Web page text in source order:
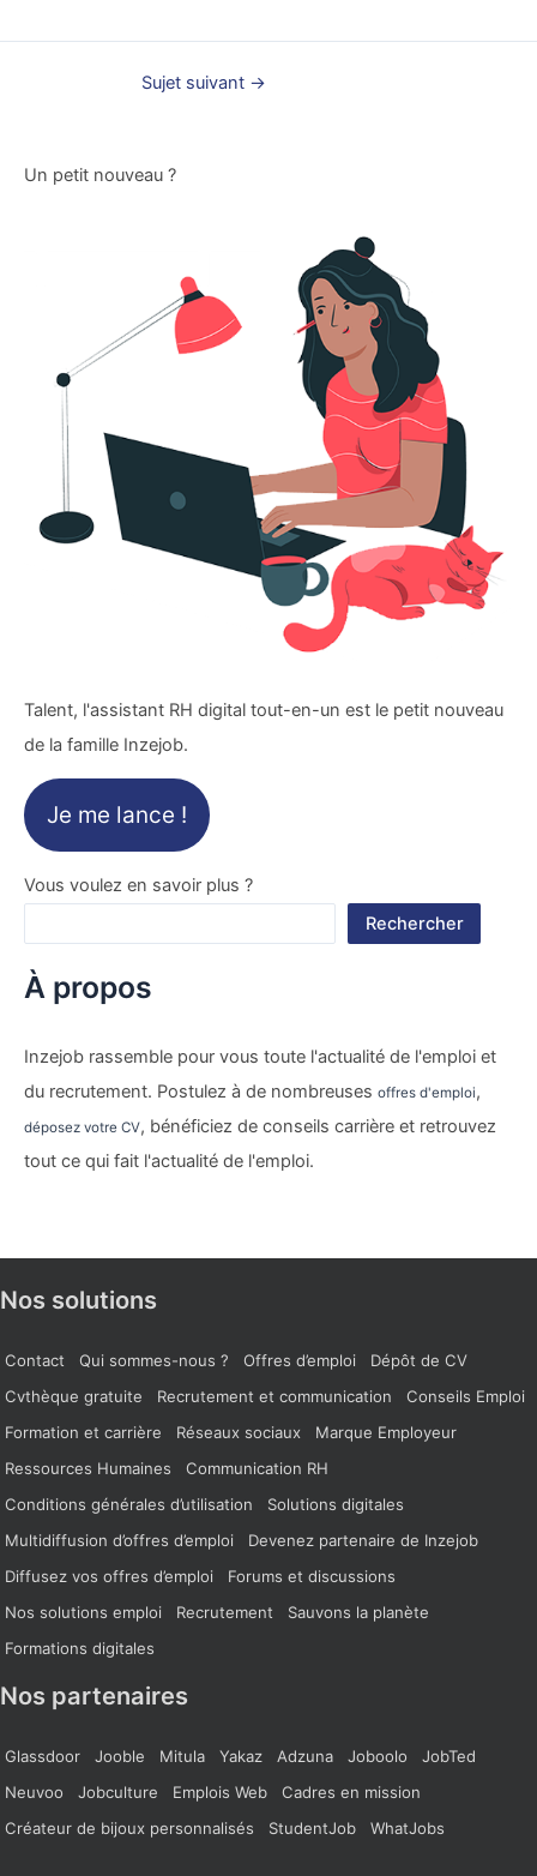
Sujet suivant →
Un petit nouveau ?
Talent, l'assistant RH digital tout-en-un est le petit nouveau
de la famille Inzejob.
Je me lance !
Vous voulez en savoir plus ?
Rechercher
À propos
Inzejob rassemble pour vous toute l'actualité de l'emploi et
du recrutement. Postulez à de nombreuses offres d'emploi,
déposez votre CV, bénéficiez de conseils carrière et retrouvez
tout ce qui fait l'actualité de l'emploi.
Nos solutions
Contact Qui sommes-nous ? Offres d’emploi
Dépôt de CV
Cvthèque gratuite
Recrutement et communication
Conseils Emploi
Formation et carrière
Réseaux sociaux
Marque Employeur
Ressources Humaines
Communication RH
Conditions générales d’utilisation
Solutions digitales
Multidiffusion d’offres d’emploi
Devenez partenaire de Inzejob
Diffusez vos offres d’emploi
Forums et discussions
Nos solutions emploi
Recrutement
Sauvons la planète
Formations digitales
Nos partenaires
Glassdoor Jooble Mitula Yakaz Adzuna Joboolo
JobTed
Neuvoo
Jobculture Emplois Web
Cadres en mission
Créateur de bijoux personnalisés
StudentJob WhatJobs